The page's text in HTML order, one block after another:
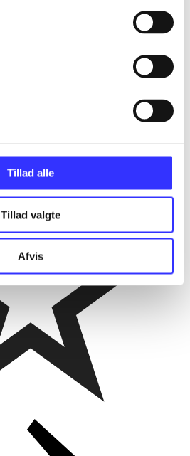
Tillad alle
Tillad valgte
Afvis